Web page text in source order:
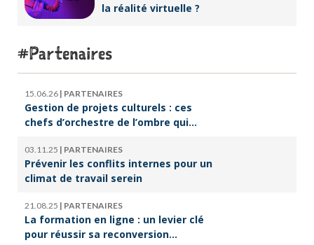
la réalité virtuelle ?
Partenaires
15.06.26 | PARTENAIRES
Gestion de projets culturels : ces
chefs d’orchestre de l’ombre qui
03.11.25 | PARTENAIRES
Prévenir les conflits internes pour un
climat de travail serein
21.08.25 | PARTENAIRES
La formation en ligne : un levier clé
pour réussir sa reconversion